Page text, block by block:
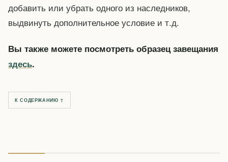
добавить или убрать одного из наследников,
выдвинуть дополнительное условие и т.д.
Вы также можете посмотреть образец завещания
здесь.
К СОДЕРЖАНИЮ ↑